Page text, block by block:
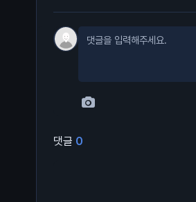
댓글 0